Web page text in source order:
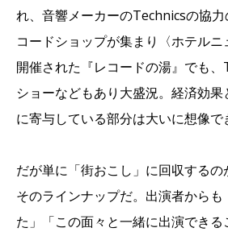
れ、音響メーカーのTechnicsの協
コードショップが集まり〈ホテル
開催された『レコードの湯』でも、
ショーなどもあり大盛況。経済効
に寄与している部分は大いに想像で
だが単に「街おこし」に回収するの
そのラインナップだ。出演者から
た」「この面々と一緒に出演できる